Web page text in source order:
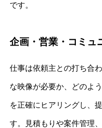
です。
企画・営業・コミュ
仕事は依頼主との打ち合
な映像が必要か、どのよ
を正確にヒアリングし、
す。見積もりや案件管理